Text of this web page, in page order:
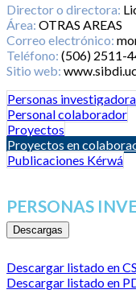
Director o directora:
Área: OTRAS AREAS
Correo electrónico:
Teléfono: (506) 2511-
Sitio web:
Personas
Personal colaborador
Proyectos
Proyectos en
Publicaciones Kérwá
PERSONAS
Descargas
Descargar listado en
Descargar listado en